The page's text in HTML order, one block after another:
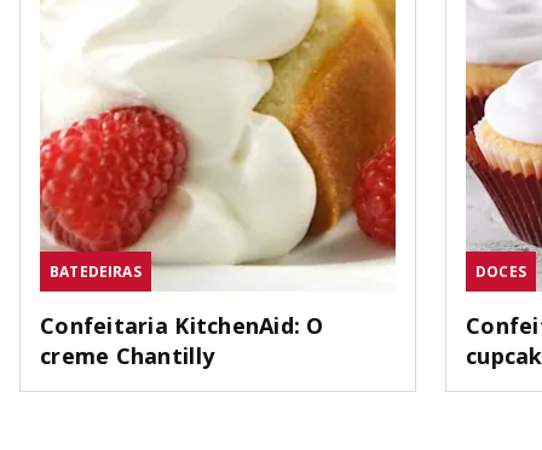
BATEDEIRAS
Confeitaria KitchenAid: O
creme Chantilly
DOCES